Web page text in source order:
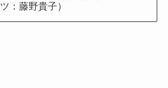
ツ：藤野貴子）